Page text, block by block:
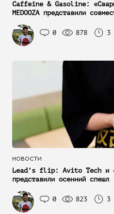
Caffeine & Gasoline:
MEDOOZA представили
0 878 3
НОВОСТИ
Lead’s flip: Avito Tech и
представили осенний спешл
0 823 3